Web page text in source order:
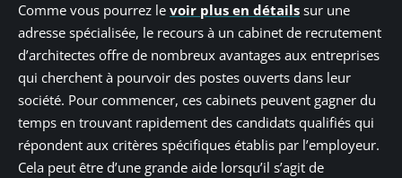
Comme vous pourrez le voir plus en détails sur une
adresse spécialisée, le recours à un cabinet de recrutement
d’architectes offre de nombreux avantages aux entreprises
qui cherchent à pourvoir des postes ouverts dans leur
société. Pour commencer, ces cabinets peuvent gagner du
temps en trouvant rapidement des candidats qualifiés qui
répondent aux critères spécifiques établis par l’employeur.
Cela peut être d’une grande aide lorsqu’il s’agit de